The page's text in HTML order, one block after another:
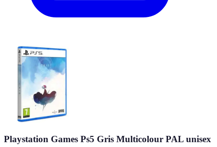
Playstation Games Ps5 Gris Multicolour PAL unisex